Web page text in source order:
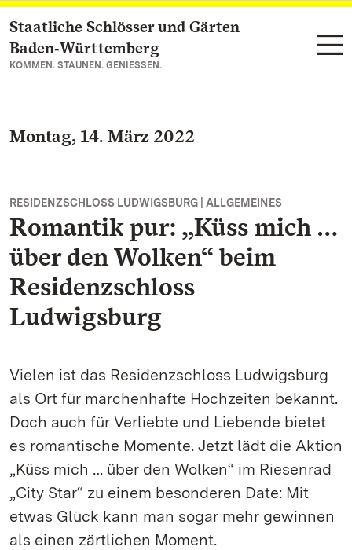
Zum Hauptinhalt springen
Staatliche Schlösser und Gärten
Baden‑Württemberg
KOMMEN. STAUNEN. GENIESSEN.
Montag, 14. März 2022
RESIDENZSCHLOSS LUDWIGSBURG | ALLGEMEINES
Romantik pur: „Küss mich …
über den Wolken“ beim
Residenzschloss
Ludwigsburg
Vielen ist das Residenzschloss Ludwigsburg
als Ort für märchenhafte Hochzeiten bekannt.
Doch auch für Verliebte und Liebende bietet
es romantische Momente. Jetzt lädt die Aktion
„Küss mich … über den Wolken“ im Riesenrad
„City Star“ zu einem besonderen Date: Mit
etwas Glück kann man sogar mehr gewinnen
als einen zärtlichen Moment.